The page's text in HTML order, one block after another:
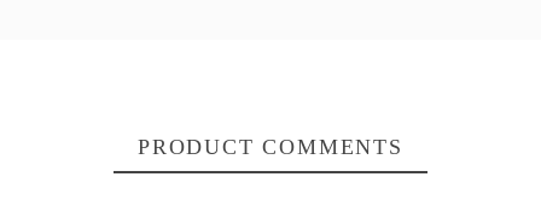
PRODUCT COMMENTS